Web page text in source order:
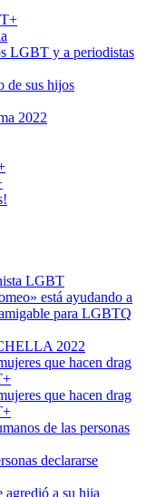
LGBT y a periodistas
de sus hijos
2022
LGBT
está ayudando a
para LGBTQ
2022
que hacen drag
que hacen drag
de las personas
declararse
agredió a su hija